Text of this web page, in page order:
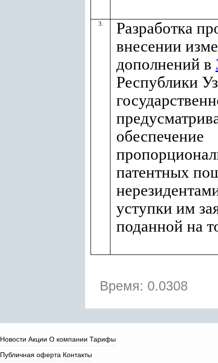
3.
Разработка
внесении
дополнений в
Республики
обеспечение
патентных
уступки им
поданной на
Время: 0.0308
Новости Акции О компании Тарифы
Публичная оферта Контакты